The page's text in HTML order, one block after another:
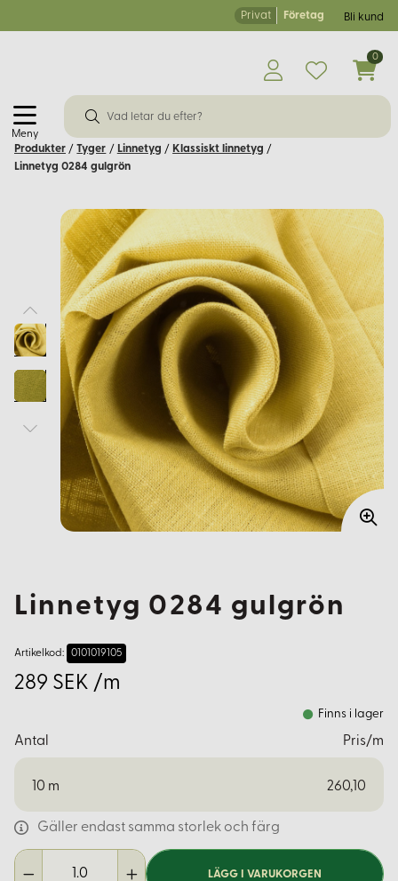
Privat Företag Bli kund
Meny
0
Produkter / Tyger / Linnetyg / Klassiskt linnetyg /
Linnetyg 0284 gulgrön
Linnetyg 0284 gulgrön
Artikelkod: 0101019105
289 SEK /m
Finns i lager
Antal Pris/m
10 m 260,10
Gäller endast samma storlek och färg
LÄGG I VARUKORGEN